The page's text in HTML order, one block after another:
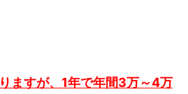
ますが、1年で年間3万～4万